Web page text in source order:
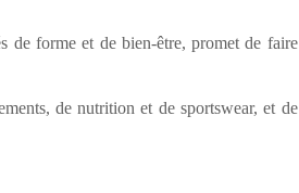
de forme et de bien-être, promet de faire
de nutrition et de sportswear, et de